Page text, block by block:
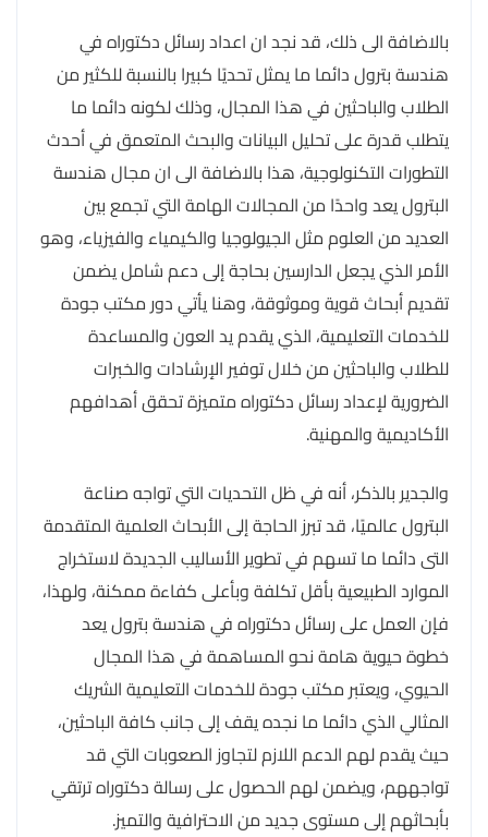
بالاضافة الى ذلك، قد نجد ان اعداد رسائل دكتوراه في
هندسة بترول دائما ما يمثل تحديًا كبيرا بالنسبة للكثير من
الطلاب والباحثين في هذا المجال، وذلك لكونه دائما ما
يتطلب قدرة على تحليل البيانات والبحث المتعمق في أحدث
التطورات التكنولوجية، هذا بالاضافة الى ان مجال هندسة
البترول يعد واحدًا من المجالات الهامة التي تجمع بين
العديد من العلوم مثل الجيولوجيا والكيمياء والفيزياء، وهو
الأمر الذي يجعل الدارسين بحاجة إلى دعم شامل يضمن
تقديم أبحاث قوية وموثوقة، وهنا يأتي دور مكتب جودة
للخدمات التعليمية، الذي يقدم يد العون والمساعدة
للطلاب والباحثين من خلال توفير الإرشادات والخبرات
الضرورية لإعداد رسائل دكتوراه متميزة تحقق أهدافهم
الأكاديمية والمهنية.
والجدير بالذكر، أنه في ظل التحديات التي تواجه صناعة
البترول عالميًا، قد تبرز الحاجة إلى الأبحاث العلمية المتقدمة
التى دائما ما تسهم في تطوير الأساليب الجديدة لاستخراج
الموارد الطبيعية بأقل تكلفة وبأعلى كفاءة ممكنة، ولهذا،
فإن العمل على رسائل دكتوراه في هندسة بترول يعد
خطوة حيوية هامة نحو المساهمة في هذا المجال
الحيوي، ويعتبر مكتب جودة للخدمات التعليمية الشريك
المثالي الذي دائما ما نجده يقف إلى جانب كافة الباحثين،
حيث يقدم لهم الدعم اللازم لتجاوز الصعوبات التي قد
تواجههم، ويضمن لهم الحصول على رسالة دكتوراه ترتقي
بأبحاثهم إلى مستوى جديد من الاحترافية والتميز.